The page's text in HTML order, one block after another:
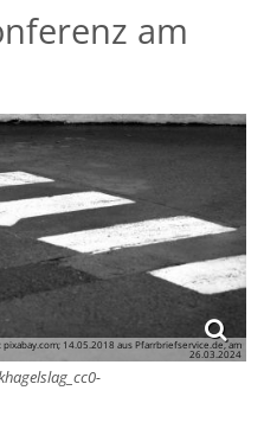
am
14.05.2018 aus Pfarrbriefservice.de, am
26.03.2024